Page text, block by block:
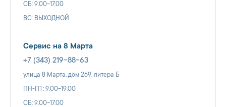
СБ: 9.00-17.00
ВС: ВЫХОДНОЙ
Сервис на 8 Марта
+7 (343) 219-88-63
улица 8 Марта, дом 269, литера Б
ПН-ПТ: 9.00-19.00
СБ: 9.00-17.00